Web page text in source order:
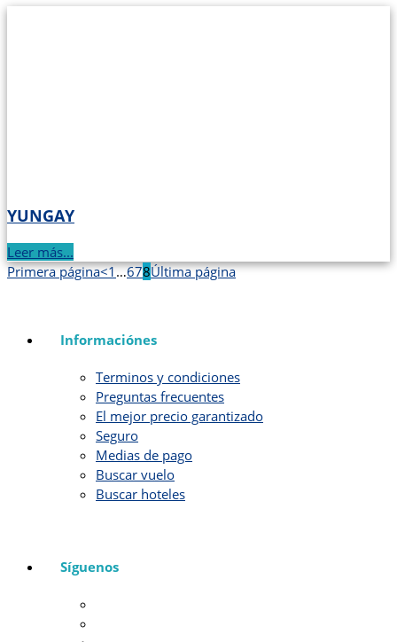
YUNGAY
Leer más...
Primera página<1…678Última página
Informaciónes
Terminos y condiciones
Preguntas frecuentes
El mejor precio garantizado
Seguro
Medias de pago
Buscar vuelo
Buscar hoteles
Síguenos